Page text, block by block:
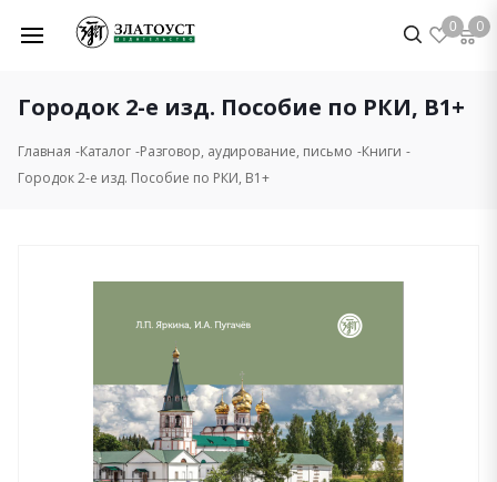
0 0
Городок 2-е изд. Пособие по РКИ, B1+
Главная Каталог Разговор, аудирование, письмо Книги
Городок 2-е изд. Пособие по РКИ, B1+